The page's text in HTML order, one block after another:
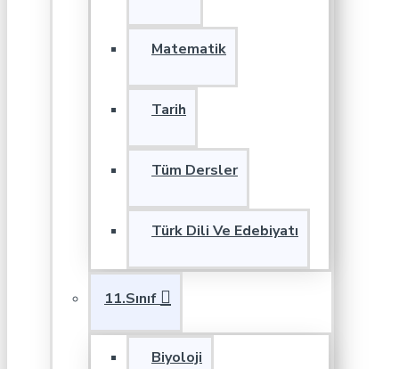
Matematik
Tarih
Tüm Dersler
Türk Dili Ve Edebiyatı
11.Sınıf
Biyoloji